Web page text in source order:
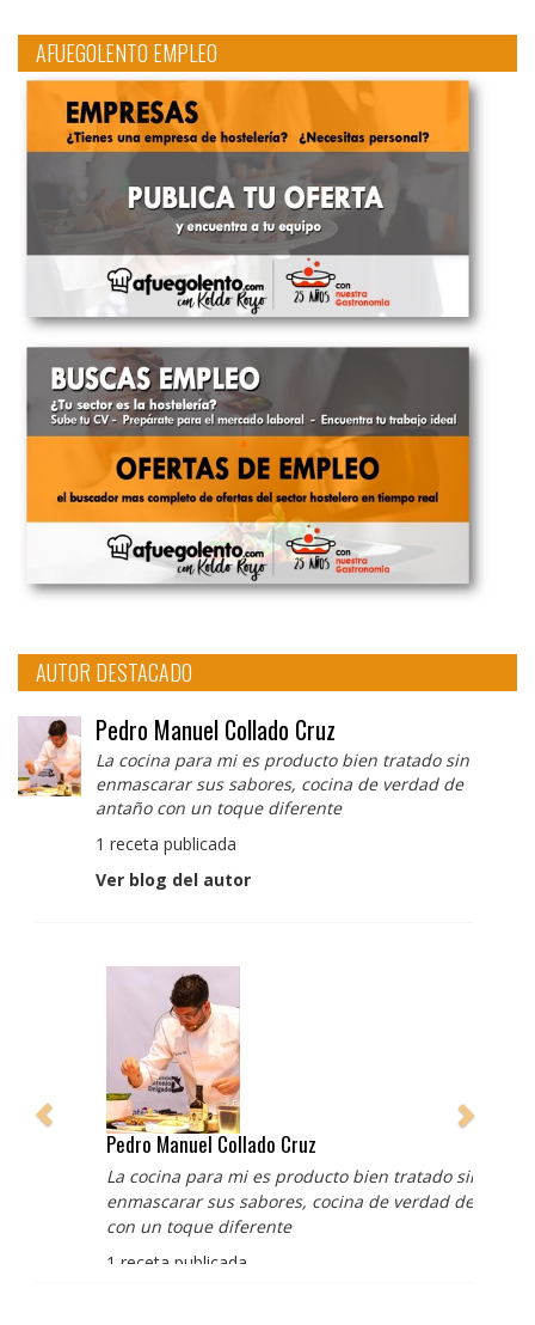
AFUEGOLENTO EMPLEO
AUTOR DESTACADO
Pedro Manuel Collado Cruz
La cocina para mi es producto bien tratado sin
enmascarar sus sabores, cocina de verdad de
antaño con un toque diferente
1 receta publicada
Ver blog del autor
Pedro Manuel Collado Cruz
La cocina para mi es producto bien tratado sin
enmascarar sus sabores, cocina de verdad de antaño
con un toque diferente
1 receta publicada